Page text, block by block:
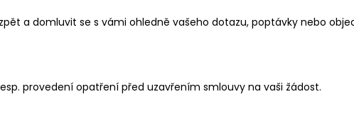
a domluvit se s vámi ohledně vašeho dotazu, poptávky nebo
provedení opatření před uzavřením smlouvy na vaši žádost.